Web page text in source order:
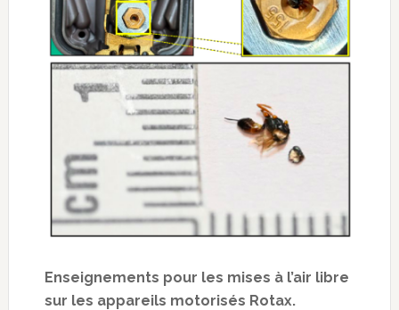
Enseignements pour les mises à l’air libre
sur les appareils motorisés Rotax.